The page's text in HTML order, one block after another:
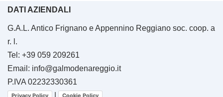
DATI AZIENDALI
G.A.L. Antico Frignano e Appennino Reggiano soc. coop. a
r. l.
Tel: +39 059 209261
Email: info@galmodenareggio.it
P.IVA 02232330361